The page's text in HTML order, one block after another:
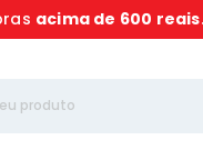
acima de 600